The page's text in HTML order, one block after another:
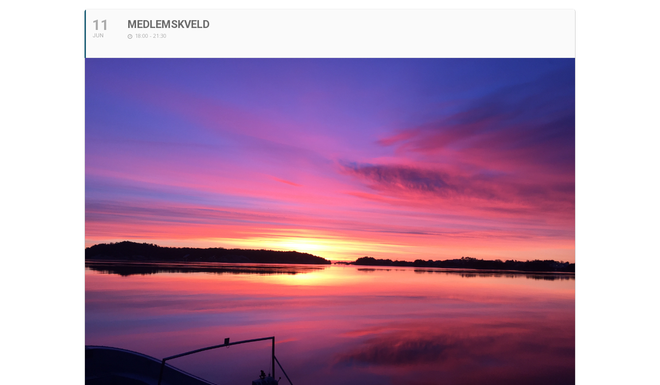
11
JUN
MEDLEMSKVELD
18:00 - 21:30